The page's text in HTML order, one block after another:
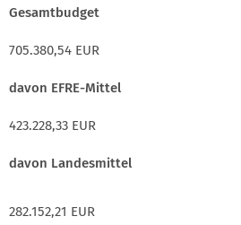
Gesamtbudget
705.380,54 EUR
davon EFRE-Mittel
423.228,33 EUR
davon Landesmittel
282.152,21 EUR